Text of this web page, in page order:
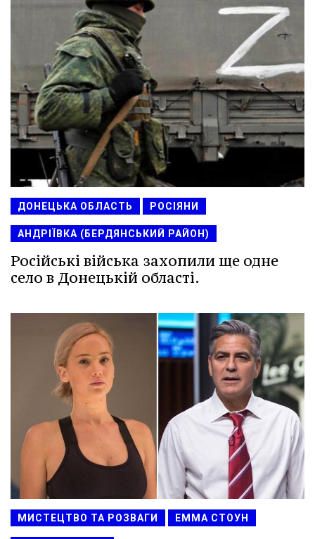
ДОНЕЦЬКА ОБЛАСТЬ РОСІЯНИ
АНДРІЇВКА (БЕРДЯНСЬКИЙ РАЙОН)
Російські війська захопили ще одне
село в Донецькій області.
МИСТЕЦТВО ТА РОЗВАГИ ЕММА СТОУН